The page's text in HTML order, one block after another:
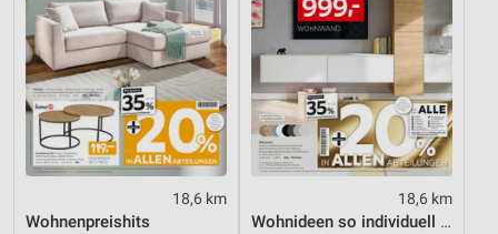
18,6 km
Wohnenpreishits
18,6 km
Wohnideen so individuell wie du!
Werbung